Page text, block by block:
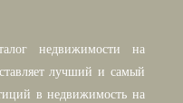
недвижимости на
лучший и самый
в недвижимость на